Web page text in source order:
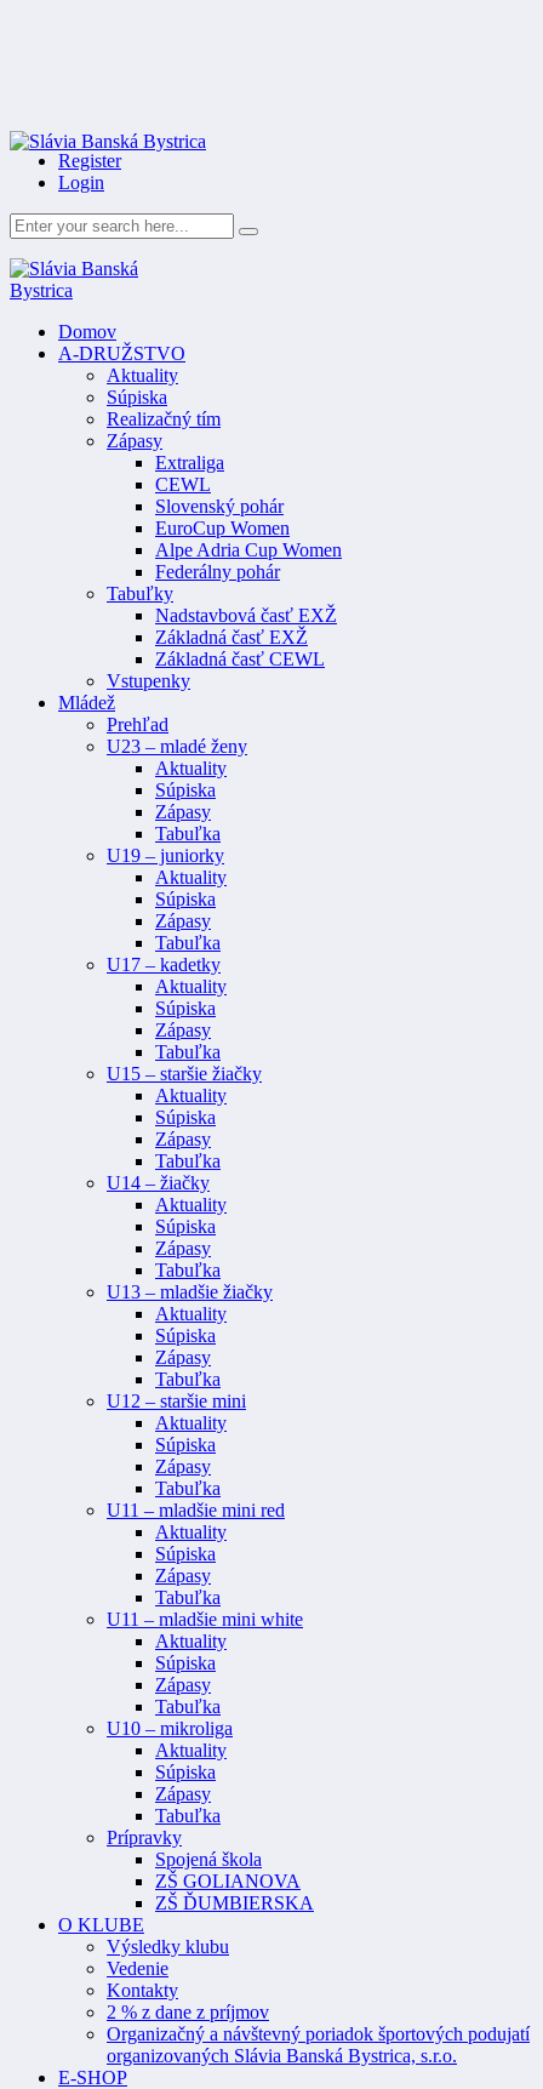
Register
Login
Domov
A-DRUŽSTVO
Aktuality
Súpiska
Realizačný tím
Zápasy
Extraliga
CEWL
Slovenský pohár
EuroCup Women
Alpe Adria Cup Women
Federálny pohár
Tabuľky
Nadstavbová časť EXŽ
Základná časť EXŽ
Základná časť CEWL
Vstupenky
Mládež
Prehľad
U23 – mladé ženy
Aktuality
Súpiska
Zápasy
Tabuľka
U19 – juniorky
Aktuality
Súpiska
Zápasy
Tabuľka
U17 – kadetky
Aktuality
Súpiska
Zápasy
Tabuľka
U15 – staršie žiačky
Aktuality
Súpiska
Zápasy
Tabuľka
U14 – žiačky
Aktuality
Súpiska
Zápasy
Tabuľka
U13 – mladšie žiačky
Aktuality
Súpiska
Zápasy
Tabuľka
U12 – staršie mini
Aktuality
Súpiska
Zápasy
Tabuľka
U11 – mladšie mini red
Aktuality
Súpiska
Zápasy
Tabuľka
U11 – mladšie mini white
Aktuality
Súpiska
Zápasy
Tabuľka
U10 – mikroliga
Aktuality
Súpiska
Zápasy
Tabuľka
Prípravky
Spojená škola
ZŠ GOLIANOVA
ZŠ ĎUMBIERSKA
O KLUBE
Výsledky klubu
Vedenie
Kontakty
2 % z dane z príjmov
Organizačný a návštevný poriadok športových podujatí
organizovaných Slávia Banská Bystrica, s.r.o.
E-SHOP